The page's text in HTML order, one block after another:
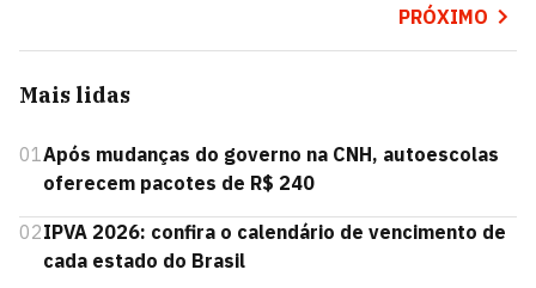
PRÓXIMO
Mais lidas
01Após mudanças do governo na CNH, autoescolas
oferecem pacotes de R$ 240
02IPVA 2026: confira o calendário de vencimento de
cada estado do Brasil